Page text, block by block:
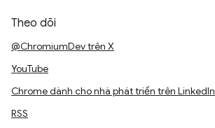
Theo dõi
@ChromiumDev trên X
YouTube
Chrome dành cho nhà phát triển trên LinkedIn
RSS